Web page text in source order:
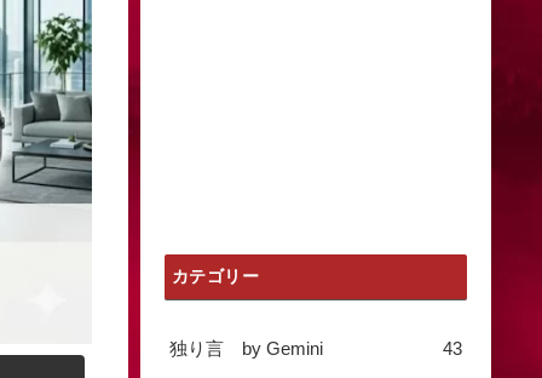
カテゴリー
独り言 by Gemini 43